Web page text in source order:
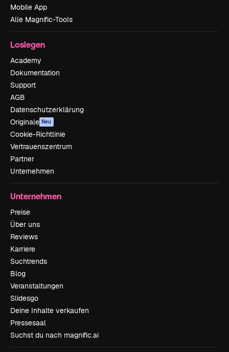
Mobile App
Alle Magnific-Tools
Loslegen
Academy
Dokumentation
Support
AGB
Datenschutzerklärung
Originale Neu
Cookie-Richtlinie
Vertrauenszentrum
Partner
Unternehmen
Unternehmen
Preise
Über uns
Reviews
Karriere
Suchtrends
Blog
Veranstaltungen
Slidesgo
Deine Inhalte verkaufen
Pressesaal
Suchst du nach magnific.ai